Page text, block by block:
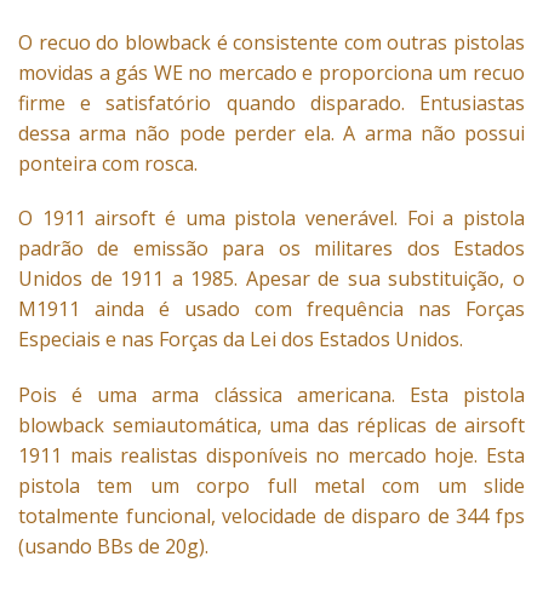
O recuo do blowback é consistente com outras pistolas
movidas a gás WE no mercado e proporciona um recuo
firme e satisfatório quando disparado. Entusiastas
dessa arma não pode perder ela. A arma não possui
ponteira com rosca.
O 1911 airsoft é uma pistola venerável. Foi a pistola
padrão de emissão para os militares dos Estados
Unidos de 1911 a 1985. Apesar de sua substituição, o
M1911 ainda é usado com frequência nas Forças
Especiais e nas Forças da Lei dos Estados Unidos.
Pois é uma arma clássica americana. Esta pistola
blowback semiautomática, uma das réplicas de airsoft
1911 mais realistas disponíveis no mercado hoje. Esta
pistola tem um corpo full metal com um slide
totalmente funcional, velocidade de disparo de 344 fps
(usando BBs de 20g).